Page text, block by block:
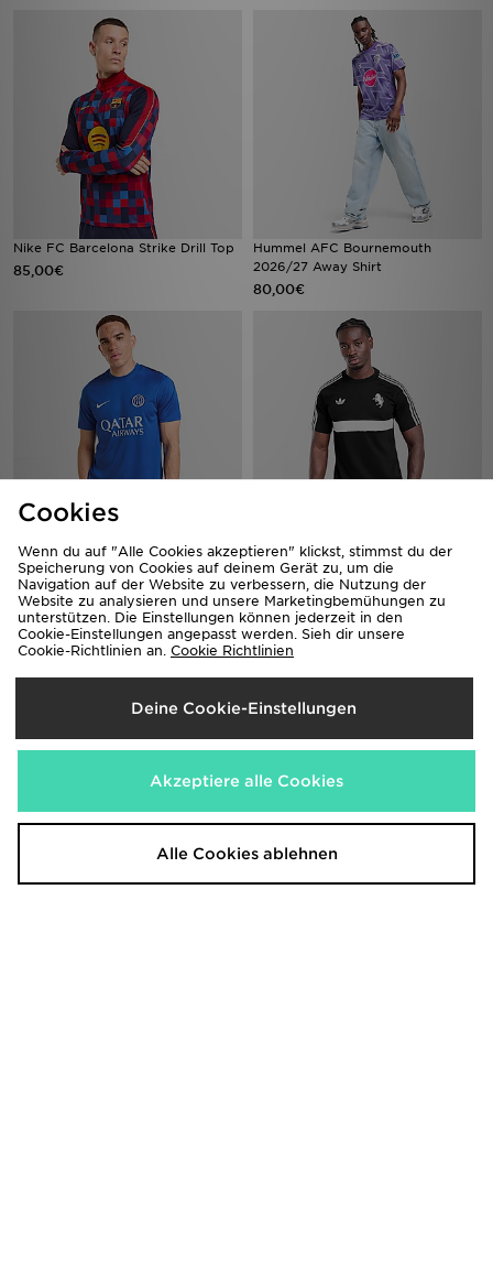
Nike FC Barcelona Strike Drill Top
85,00€
Hummel AFC Bournemouth
2026/27 Away Shirt
80,00€
Nike Inter Milan Strike T-Shirt
55,00€
adidas Juventus Turin OG T-shirt
55,00€
Originals Trikot, Langärmelig
Cookies
Wenn du auf "Alle Cookies akzeptieren" klickst, stimmst du der
Speicherung von Cookies auf deinem Gerät zu, um die
Navigation auf der Website zu verbessern, die Nutzung der
Website zu analysieren und unsere Marketingbemühungen zu
unterstützen. Die Einstellungen können jederzeit in den
Cookie-Einstellungen angepasst werden. Sieh dir unsere
Cookie-Richtlinien an. Cookie Richtlinien
Deine Cookie-Einstellungen
Akzeptiere alle Cookies
Alle Cookies ablehnen